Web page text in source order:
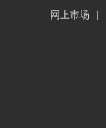
网上市场